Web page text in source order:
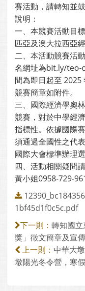
賽活動，請轉知並
說明：
一、本競賽活動目
匹亞及澳大拉西亞
二、本活動競賽活
名網址為bit.ly/
間為即日起至 2025
競賽簡章如附件。
三、國際經濟學奧
競賽，對於中學經
指標性。依據國際
須通過全國性之代
國際大會標準辦理選
四、活動相關疑問
黃小姐0958-729-961
1bf45d1f0c5c.pdf
下一則： 轉知國
獎」徵文簡章及宣傳
上一則： 中華大
墩陽光冬令營，寒